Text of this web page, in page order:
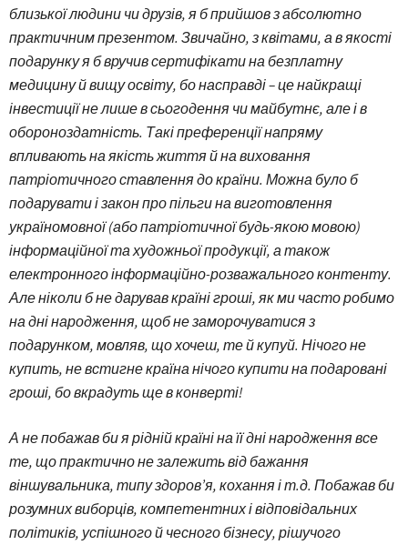
близької людини чи друзів, я б прийшов з абсолютно
практичним презентом. Звичайно, з квітами, а в якості
подарунку я б вручив сертифікати на безплатну
медицину й вищу освіту, бо насправді – це найкращі
інвестиції не лише в сьогодення чи майбутнє, але і в
обороноздатність. Такі преференції напряму
впливають на якість життя й на виховання
патріотичного ставлення до країни. Можна було б
подарувати і закон про пільги на виготовлення
україномовної (або патріотичної будь-якою мовою)
інформаційної та художньої продукції, а також
електронного інформаційно-розважального контенту.
Але ніколи б не дарував країні гроші, як ми часто робимо
на дні народження, щоб не заморочуватися з
подарунком, мовляв, що хочеш, те й купуй. Нічого не
купить, не встигне країна нічого купити на подаровані
гроші, бо вкрадуть ще в конверті!
А не побажав би я рідній країні на її дні народження все
те, що практично не залежить від бажання
віншувальника, типу здоров’я, кохання і т.д. Побажав би
розумних виборців, компетентних і відповідальних
політиків, успішного й чесного бізнесу, рішучого